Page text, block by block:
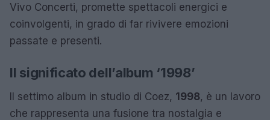
Vivo Concerti, promette spettacoli energici e
coinvolgenti, in grado di far rivivere emozioni
passate e presenti.
Il significato dell’album ‘1998’
Il settimo album in studio di Coez, 1998, è un lavoro
che rappresenta una fusione tra nostalgia e